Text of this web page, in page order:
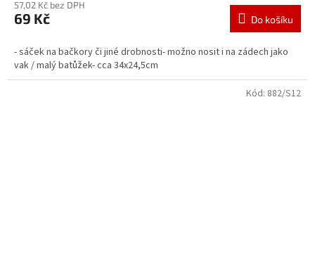
57,02 Kč bez DPH
69 Kč Do košíku
- sáček na bačkory či jiné drobnosti- možno nosit i na zádech jako
vak / malý batůžek- cca 34x24,5cm
Kód: 882/S12